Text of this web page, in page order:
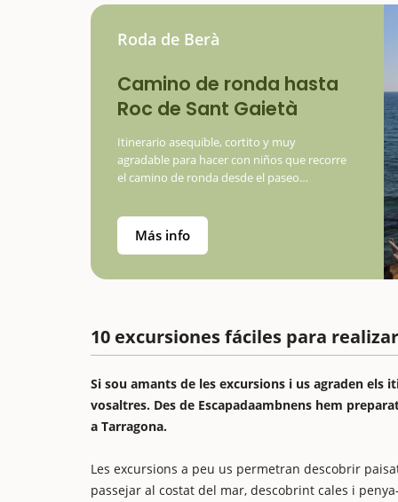
Roda de Berà
Camino de ronda hasta
Roc de Sant Gaietà
Itinerario asequible, cortito y muy
agradable para hacer con niños que recorre
el camino de ronda desde el paseo
pueblecito perteneciente…
Más info
10 excursiones fáciles para
Si sou amants de les excursions i us agraden
vosaltres. Des de Escapadaambnens hem
a Tarragona.
Les excursions a peu us permetran descobrir
passejar al costat del mar, descobrint cales i